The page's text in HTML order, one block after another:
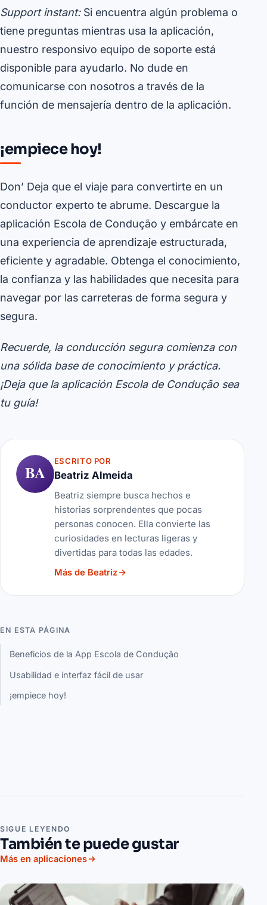
Support instant:Si encuentra algún problema o
tiene preguntas mientras usa la aplicación,
nuestro responsivo equipo de soporte está
disponible para ayudarlo. No dude en
comunicarse con nosotros a través de la
función de mensajería dentro de la aplicación.
¡empiece hoy!
Don’ Deja que el viaje para convertirte en un
conductor experto te abrume. Descargue la
aplicación Escola de Condução y embárcate en
una experiencia de aprendizaje estructurada,
eficiente y agradable. Obtenga el conocimiento,
la confianza y las habilidades que necesita para
navegar por las carreteras de forma segura y
segura.
Recuerde, la conducción segura comienza con
una sólida base de conocimiento y práctica.
¡Deja que la aplicación Escola de Condução sea
tu guía!
BA
ESCRITO POR
Beatriz Almeida
Beatriz siempre busca hechos e
historias sorprendentes que pocas
personas conocen. Ella convierte las
curiosidades en lecturas ligeras y
divertidas para todas las edades.
Más de Beatriz
EN ESTA PÁGINA
Beneficios de la App Escola de Condução
Usabilidad e interfaz fácil de usar
¡empiece hoy!
SIGUE LEYENDO
También te puede gustar
Más en aplicaciones